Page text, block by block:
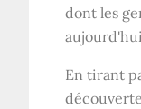
dont les
En tirant